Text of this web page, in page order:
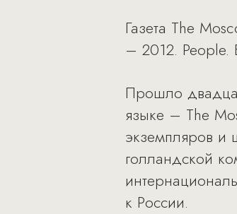
Газета The
– 2012.
Прошло
языке – The
экземпляров и
голландской
к России.